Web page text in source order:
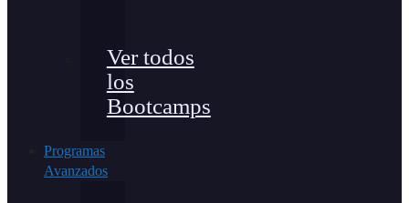
Ver todos
los
Bootcamps
Programas
Avanzados